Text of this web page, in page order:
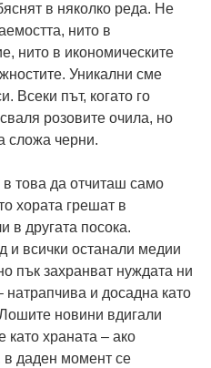
в няколко реда. Не
нито в
нито в икономическите
Уникални сме
Всеки път, когато го
розовите очила, но
сложа черни.
това да отчиташ само
хората грешат в
в другата посока.
и всички останали медии
пък захранват нуждата ни
и досадна като
новини вдигали
храната – ако
даден момент се